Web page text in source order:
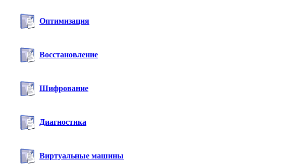
Оптимизация
Восстановление
Шифрование
Диагностика
Виртуальные машины